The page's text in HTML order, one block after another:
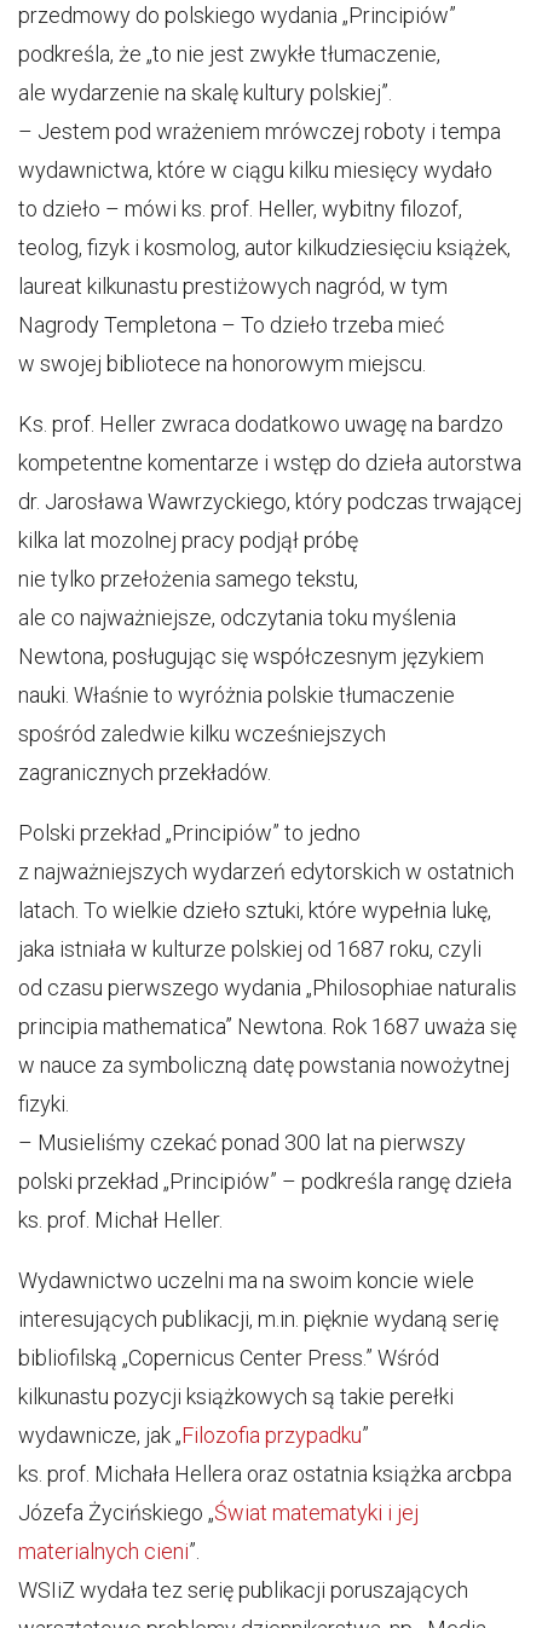
przedmowy do polskiego wydania „Principiów”
podkreśla, że „to nie jest zwykłe tłumaczenie,
ale wydarzenie na skalę kultury polskiej”.
– Jestem pod wrażeniem mrówczej roboty i tempa
wydawnictwa, które w ciągu kilku miesięcy wydało
to dzieło – mówi ks. prof. Heller, wybitny filozof,
teolog, fizyk i kosmolog, autor kilkudziesięciu książek,
laureat kilkunastu prestiżowych nagród, w tym
Nagrody Templetona – To dzieło trzeba mieć
w swojej bibliotece na honorowym miejscu.
Ks. prof. Heller zwraca dodatkowo uwagę na bardzo
kompetentne komentarze i wstęp do dzieła autorstwa
dr. Jarosława Wawrzyckiego, który podczas trwającej
kilka lat mozolnej pracy podjął próbę
nie tylko przełożenia samego tekstu,
ale co najważniejsze, odczytania toku myślenia
Newtona, posługując się współczesnym językiem
nauki. Właśnie to wyróżnia polskie tłumaczenie
spośród zaledwie kilku wcześniejszych
zagranicznych przekładów.
Polski przekład „Principiów” to jedno
z najważniejszych wydarzeń edytorskich w ostatnich
latach. To wielkie dzieło sztuki, które wypełnia lukę,
jaka istniała w kulturze polskiej od 1687 roku, czyli
od czasu pierwszego wydania „Philosophiae naturalis
principia mathematica” Newtona. Rok 1687 uważa się
w nauce za symboliczną datę powstania nowożytnej
fizyki.
– Musieliśmy czekać ponad 300 lat na pierwszy
polski przekład „Principiów” – podkreśla rangę dzieła
ks. prof. Michał Heller.
Wydawnictwo uczelni ma na swoim koncie wiele
interesujących publikacji, m.in. pięknie wydaną serię
bibliofilską „Copernicus Center Press.” Wśród
kilkunastu pozycji książkowych są takie perełki
wydawnicze, jak „Filozofia przypadku”
ks. prof. Michała Hellera oraz ostatnia książka arcbpa
Józefa Życińskiego „Świat matematyki i jej
materialnych cieni”.
WSIiZ wydała tez serię publikacji poruszających